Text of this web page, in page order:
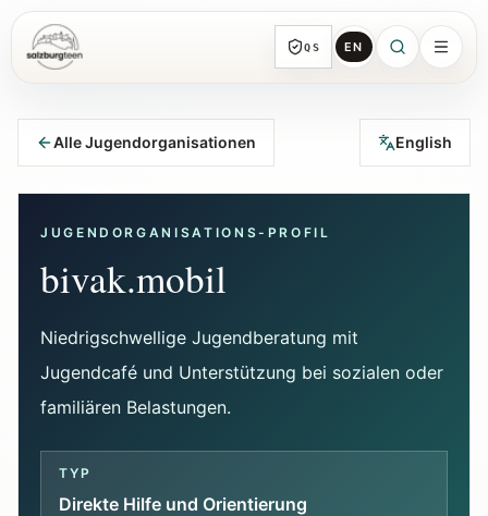
SalzburgTeen QS EN
Rubriken
Von jeder Seite direkt zur nächsten
Kalender
Jugendrelevante Termine, Schnupperstunden
Tools
Alle Jugendorganisationen English
JUGENDORGANISATIONS-PROFIL
bivak.mobil
Niedrigschwellige Jugendberatung mit
Jugendcafé und Unterstützung bei sozialen oder
familiären Belastungen.
TYP
Direkte Hilfe und Orientierung